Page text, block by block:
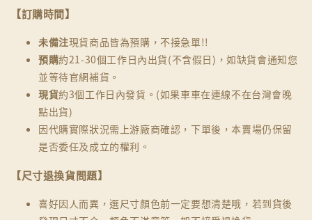
【訂購時間】
未備注現貨商品皆為預購，不接急單!!
預購約21-30個工作日內出貨(不含假日)，如缺貨會通知您
並等待官網補貨。
現貨約3個工作日內發貨。(如果車車在連線不在台灣會晚
點出貨)
因代購實際狀況需上游廠商確認，下單後，本賣場仍保留
是否委任及成立的權利。
【尺寸退換貨問題】
喜好因人而異，選尺寸顏色前一定要想清楚哦，若到貨後